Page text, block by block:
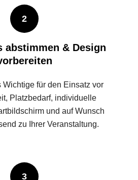
2
abstimmen & Design
Wichtige für den Einsatz vor
Platzbedarf, individuelle
und auf Wunsch
zu Ihrer Veranstaltung.
3